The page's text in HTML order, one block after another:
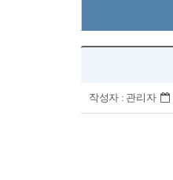
작성자 : 관리자